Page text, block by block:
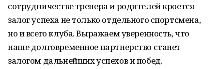
сотрудничестве тренера и родителей кроется
залог успеха не только отдельного спортсмена,
но и всего клуба. Выражаем уверенность, что
наше долговременное партнерство станет
залогом дальнейших успехов и побед.